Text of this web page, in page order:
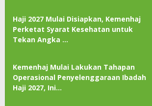
Haji 2027 Mulai Disiapkan, Kemenhaj
Perketat Syarat Kesehatan untuk
Tekan Angka …
Kemenhaj Mulai Lakukan Tahapan
Operasional Penyelenggaraan Ibadah
Haji 2027, Ini…